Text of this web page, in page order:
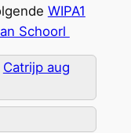
WIPA1
Schoorl
Catrijp aug